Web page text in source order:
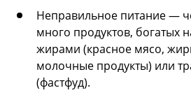
Неправильное питание —
много продуктов, богатых
жирами (красное мясо,
молочные продукты) или
(фастфуд).